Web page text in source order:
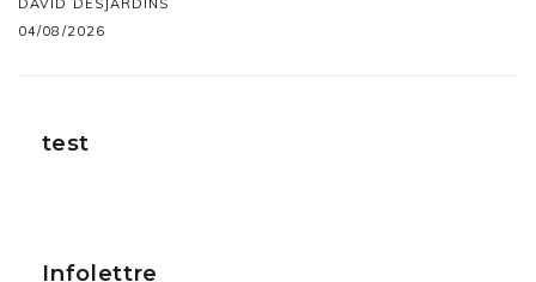
04/08/2026
test
Infolettre